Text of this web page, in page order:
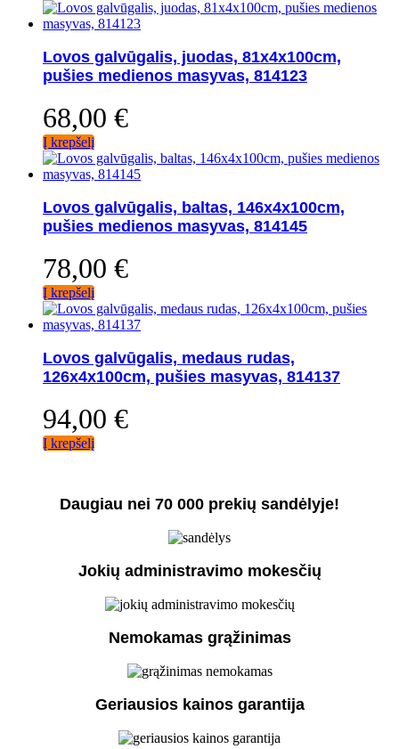
Lovos galvūgalis, juodas, 81x4x100cm,
pušies medienos masyvas, 814123
68,00 €
Į krepšelį
Lovos galvūgalis, baltas, 146x4x100cm,
pušies medienos masyvas, 814145
78,00 €
Į krepšelį
Lovos galvūgalis, medaus rudas,
126x4x100cm, pušies masyvas, 814137
94,00 €
Į krepšelį
Daugiau nei 70 000 prekių sandėlyje!
Jokių administravimo mokesčių
Nemokamas grąžinimas
Geriausios kainos garantija